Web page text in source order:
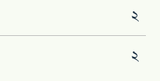
২
২